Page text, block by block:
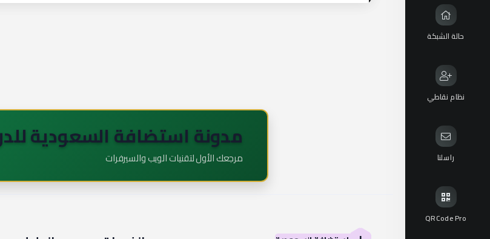
حالة الشبكة
نظام نقاطي
راسلنا
QRCode Pro
مدونة استضافة السعودية
مرجعك الأول لتقنيات الويب والسيرفرات